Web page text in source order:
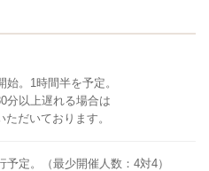
始。1時間半を予定。
分以上遅れる場合は
だいております。
予定。（最少開催人数：4対4）